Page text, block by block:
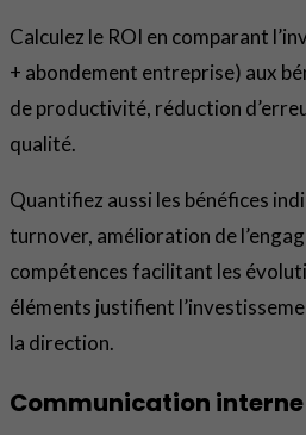
Calculez le ROI en comparant
+ abondement entreprise) aux
de productivité, réduction
qualité.
Quantifiez aussi les bénéfices
turnover, amélioration de
compétences facilitant les
éléments justifient
la direction.
Communication interne